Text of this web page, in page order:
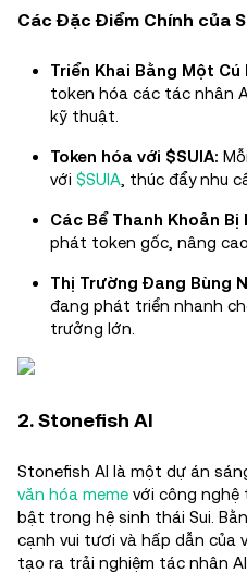
Các Đặc Điểm Chính của
Triển Khai Bằng Một Cú
token hóa các tác nhân
kỹ thuật.
Token hóa với $SUIA:
với $SUIA , thúc đẩy nhu
Các Bể Thanh Khoản
phát token gốc, nâng cao
Thị Trường Đang Bùng
đang phát triển nhanh
trưởng lớn.
2. Stonefish AI
Stonefish AI là một dự án
văn hóa meme với công
bật trong hệ sinh thái Sui.
cạnh vui tươi và hấp dẫn của
tạo ra trải nghiệm tác nhân